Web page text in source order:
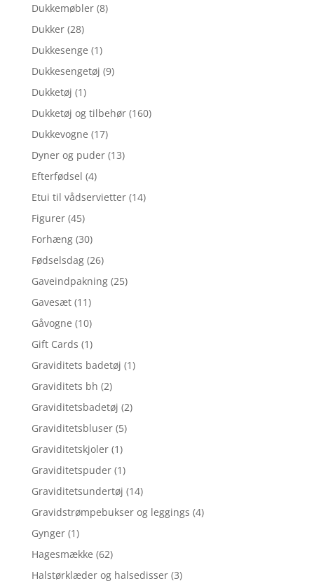
Dukkemøbler (8)
Dukker (28)
Dukkesenge (1)
Dukkesengetøj (9)
Dukketøj (1)
Dukketøj og tilbehør (160)
Dukkevogne (17)
Dyner og puder (13)
Efterfødsel (4)
Etui til vådservietter (14)
Figurer (45)
Forhæng (30)
Fødselsdag (26)
Gaveindpakning (25)
Gavesæt (11)
Gåvogne (10)
Gift Cards (1)
Graviditets badetøj (1)
Graviditets bh (2)
Graviditetsbadetøj (2)
Graviditetsbluser (5)
Graviditetskjoler (1)
Graviditetspuder (1)
Graviditetsundertøj (14)
Gravidstrømpebukser og leggings (4)
Gynger (1)
Hagesmække (62)
Halstørklæder og halsedisser (3)